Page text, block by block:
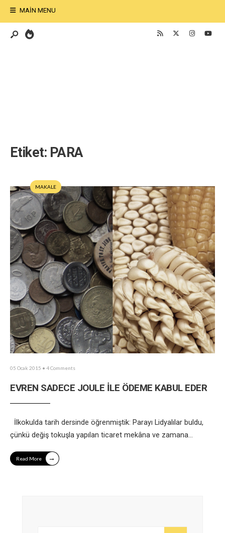
MAIN MENU
Etiket: PARA
MAKALE
05 Ocak 2015 • 4 Comments
EVREN SADECE JOULE İLE ÖDEME KABUL EDER
İlkokulda tarih dersinde öğrenmiştik: Parayı Lidyalılar buldu,
çünkü değiş tokuşla yapılan ticaret mekâna ve zamana...
Read More →